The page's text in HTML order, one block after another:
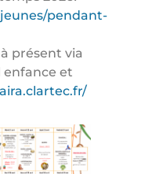
pendant-
à présent via
enfance et